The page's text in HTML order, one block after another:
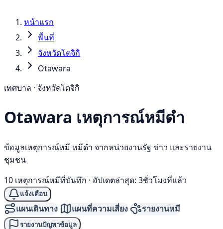
หน้าแรก
พื้นที่
จังหวัดโตจิกิ
Otawara
เทศบาล · จังหวัดโตจิกิ
Otawara เหตุการณ์หมีดำ
ข้อมูลเหตุการณ์หมี หมีดำ จากหน่วยงานรัฐ ข่าว และรายงาน
ชุมชน
10 เหตุการณ์หมีที่บันทึก · อัปเดตล่าสุด: 3ชั่วโมงที่แล้ว
แจ้งเตือน
แผนเดินทาง แผนที่ความเสี่ยง รายงานหมี
รายงานปัญหาข้อมูล